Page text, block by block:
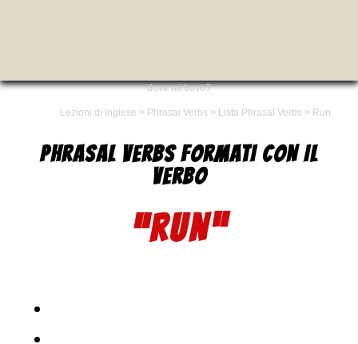
dove mi trovo?
Lezioni di Inglese > Phrasal Verbs > Lista Phrasal Verbs > Run
PHRASAL VERBS FORMATI CON IL
VERBO
“RUN”